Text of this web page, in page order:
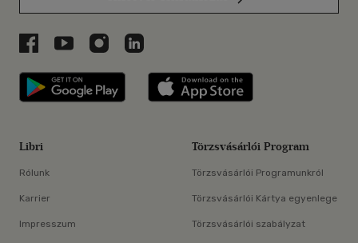
Libri a Facebookon
Libri a Youtube-on
Libri az Instagramon
Libri a LinkedInen
Libri applikáció Szerezd meg: Google
Libri
Rólunk
Karrier
Impresszum
Törzsvásárlói Program
Törzsvásárlói Programunkról
Törzsvásárlói Kártya egyenlege
Törzsvásárlói szabályzat